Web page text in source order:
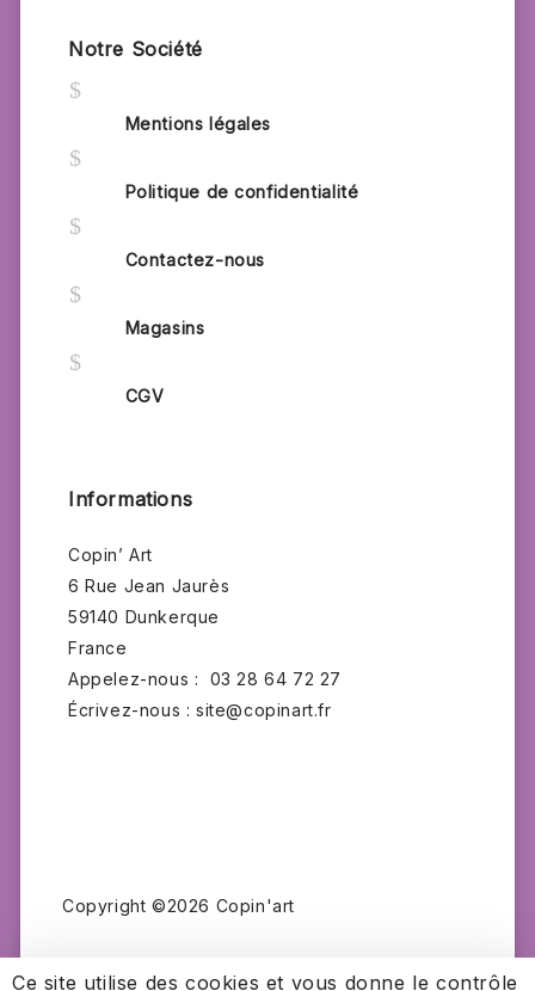
Notre Société
$
Mentions légales
$
Politique de confidentialité
$
Contactez-nous
$
Magasins
$
CGV
Informations
Copin’ Art
6 Rue Jean Jaurès
59140 Dunkerque
France
Appelez-nous :
03 28 64 72 27
Écrivez-nous :site@copinart.fr
Copyright ©2026 Copin'art
Ce site utilise des cookies et vous donne le contrôle